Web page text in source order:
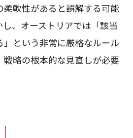
柔軟性があると誤解する可能
、オーストリアでは「該当
」という非常に厳格なルール
略の根本的な見直しが必要